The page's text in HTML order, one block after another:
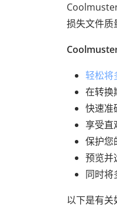
损失文件质
轻松将
在转换
快速准
享受直
保护您
预览并
同时将
以下是有